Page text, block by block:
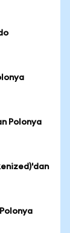
Polonya